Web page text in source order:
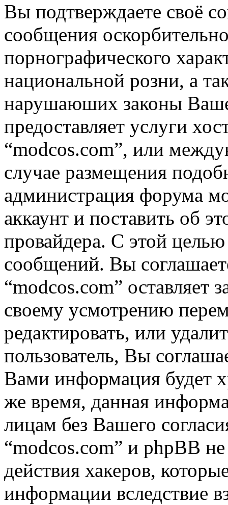
Вы подтверждаете своё
сообщения
порнографического
национальной розни, а
нарушаюших законы
предоставляет услуги
“modcos.com”, или
случае размещения
администрация форума
аккаунт и поставить об
провайдера. С этой
сообщений. Вы
“modcos.com” оставляет
своему усмотрению
редактировать, или
пользователь, Вы
Вами информация будет
же время, данная
лицам без Вашего
“modcos.com” и phpBB не
действия хакеров,
информации вследствие